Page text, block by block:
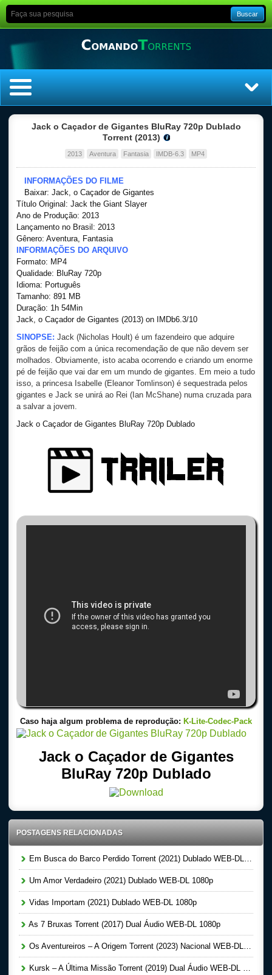
Buscar
Top Séries
Filmes
Jack o Caçador de Gigantes BluRay 720p Dublado
Torrent (2013)
2013 Aventura Fantasia IMDB-6.3 MP4
INFORMAÇÕES DO FILME
Baixar: Jack, o Caçador de Gigantes
Título Original: Jack the Giant Slayer
Ano de Produção: 2013
Lançamento no Brasil: 2013
Gênero: Aventura, Fantasia
INFORMAÇÕES DO ARQUIVO
Formato: MP4
Qualidade: BluRay 720p
Idioma: Português
Tamanho: 891 MB
Duração: 1h 54Min
Jack, o Caçador de Gigantes (2013) on IMDb6.3/10
SINOPSE: Jack (Nicholas Hoult) é um fazendeiro que adquire
grãos de feijão com a única recomendação de que não devem ser
molhados. Obviamente, isto acaba ocorrendo e criando um enorme
pé de feijão que vai dar em um mundo de gigantes. Em meio a tudo
isso, a princesa Isabelle (Eleanor Tomlinson) é sequestrada pelos
gigantes e Jack se unirá ao Rei (Ian McShane) numa cruzada para
a salvar a jovem.
Jack o Caçador de Gigantes BluRay 720p Dublado
Caso haja algum problema de reprodução: K-Lite-Codec-Pack
Jack o Caçador de Gigantes
BluRay 720p Dublado
POSTAGENS RELACIONADAS
Em Busca do Barco Perdido Torrent (2021) Dublado WEB-DL 1080p
Um Amor Verdadeiro (2021) Dublado WEB-DL 1080p
Vidas Importam (2021) Dublado WEB-DL 1080p
As 7 Bruxas Torrent (2017) Dual Áudio WEB-DL 1080p
Os Aventureiros – A Origem Torrent (2023) Nacional WEB-DL 1080p
Kursk – A Última Missão Torrent (2019) Dual Áudio WEB-DL 1080p